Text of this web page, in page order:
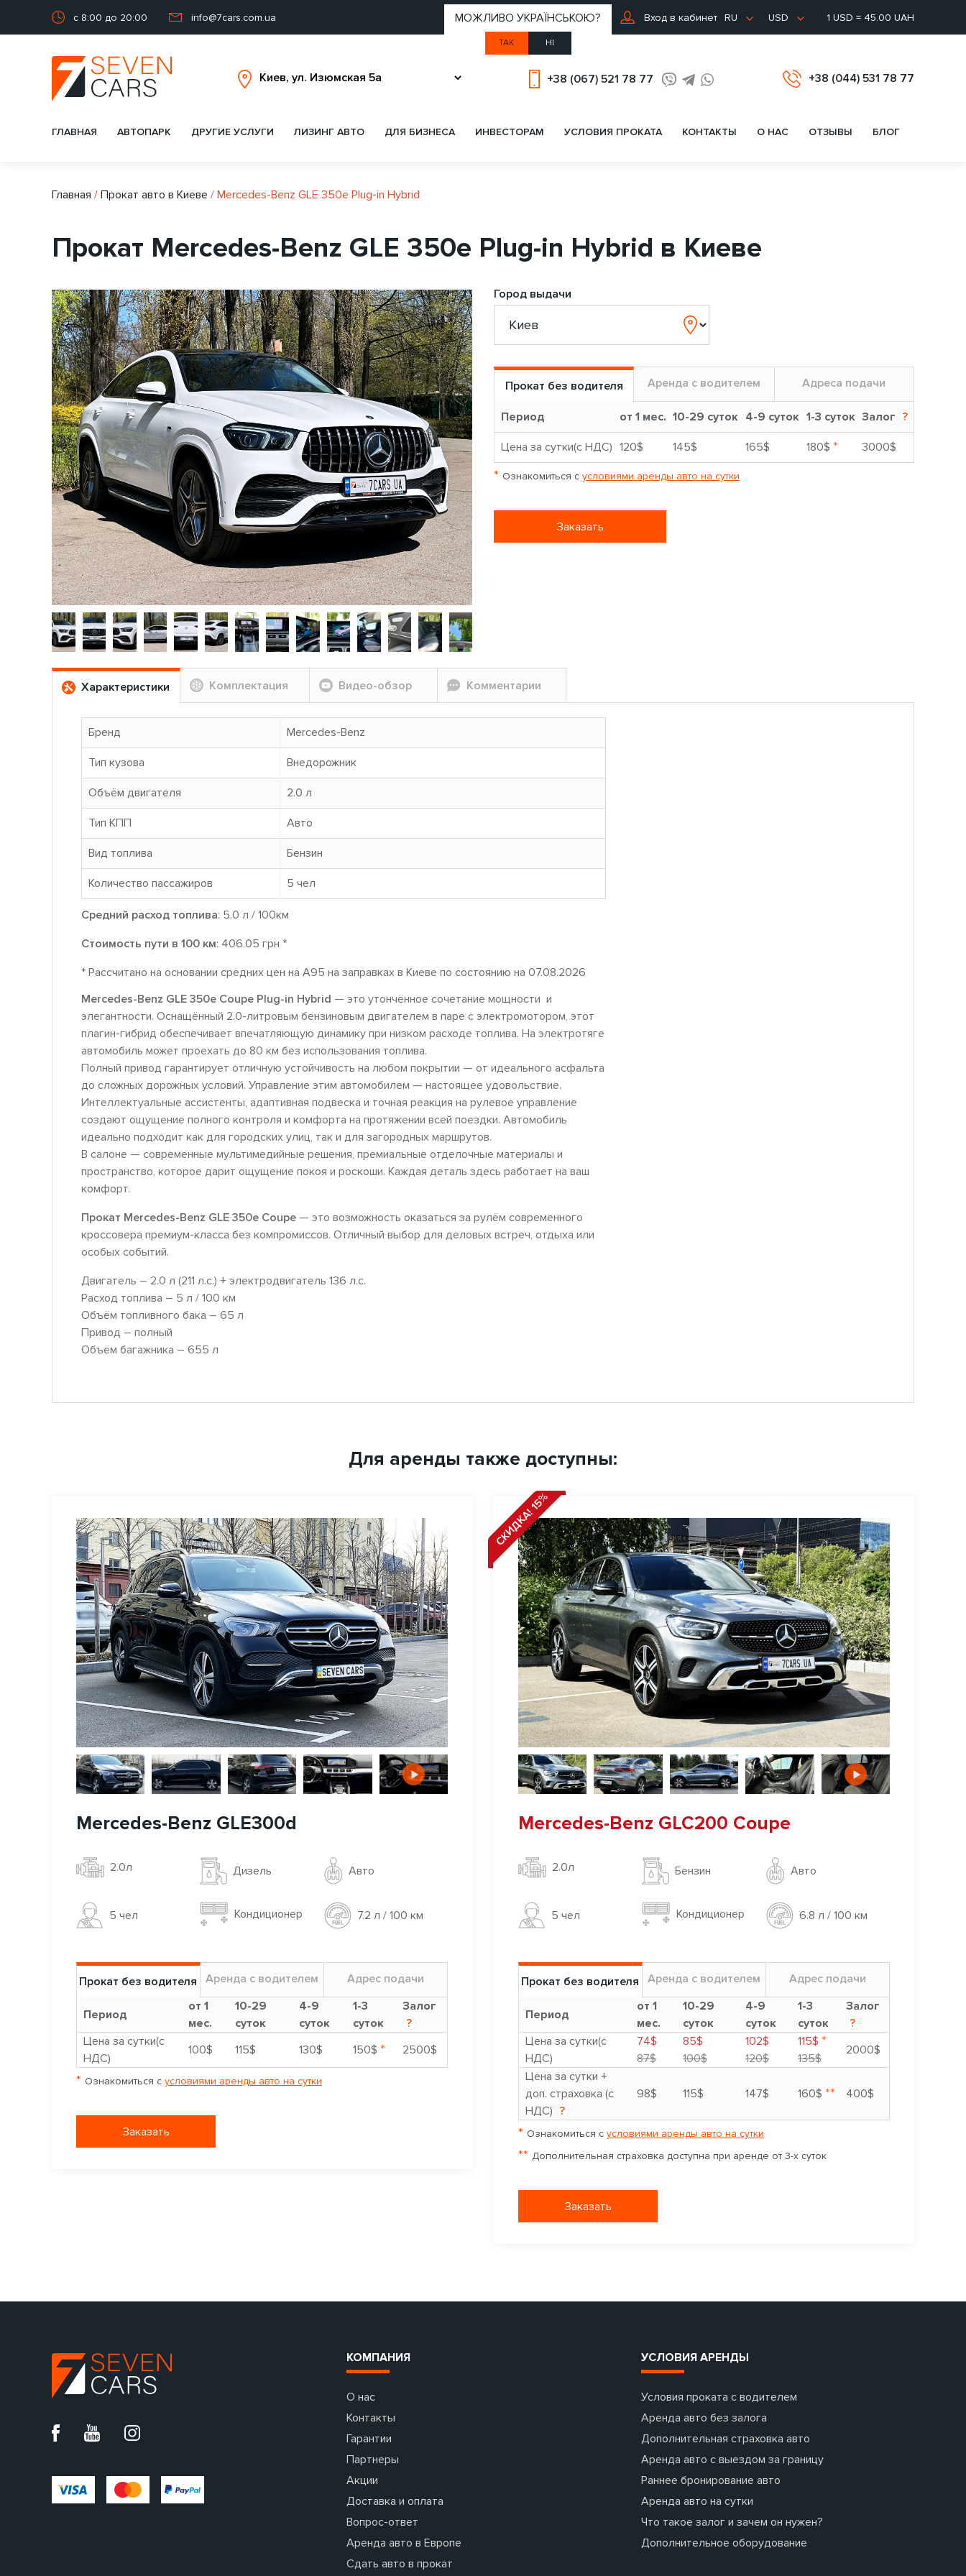
с 8:00 до 20:00 info@7cars.com.ua Вход в кабинет RU
МОЖЛИВО УКРАЇНСЬКОЮ?
ТАК НІ
USD 1 USD = 45.00 UAH
+38 (067) 521 78 77 +38 (044) 531 78 77
ГЛАВНАЯ АВТОПАРК ДРУГИЕ УСЛУГИ ЛИЗИНГ АВТО ДЛЯ БИЗНЕСА ИНВЕСТОРАМ УСЛОВИЯ ПРОКАТА КОНТАКТЫ О НАС ОТЗЫВЫ БЛОГ
Главная / Прокат авто в Киеве / Mercedes-Benz GLE 350e Plug-in Hybrid
Прокат Mercedes-Benz GLE 350e Plug-in Hybrid в Киеве
Город выдачи
Прокат без водителя Аренда с водителем Адреса подачи
Период от 1 мес. 10-29 суток 4-9 суток 1-3 суток Залог ?
Цена за сутки(с НДС) 120$ 145$ 165$ 180$ * 3000$
* Ознакомиться с условиями аренды авто на сутки
Заказать
Характеристики Комплектация Видео-обзор Комментарии
Бренд Mercedes-Benz
Тип кузова Внедорожник
Объём двигателя 2.0 л
Тип КПП Авто
Вид топлива Бензин
Количество пассажиров 5 чел
Средний расход топлива: 5.0 л / 100км
Стоимость пути в 100 км: 406.05 грн *
* Рассчитано на основании средних цен на A95 на заправках в Киеве по состоянию на 07.08.2026
Mercedes-Benz GLE 350e Coupe Plug-in Hybrid — это утончённое сочетание мощности и
элегантности. Оснащённый 2.0-литровым бензиновым двигателем в паре с электромотором, этот
плагин-гибрид обеспечивает впечатляющую динамику при низком расходе топлива. На электротяге
автомобиль может проехать до 80 км без использования топлива.
Полный привод гарантирует отличную устойчивость на любом покрытии — от идеального асфальта
до сложных дорожных условий. Управление этим автомобилем — настоящее удовольствие.
Интеллектуальные ассистенты, адаптивная подвеска и точная реакция на рулевое управление
создают ощущение полного контроля и комфорта на протяжении всей поездки. Автомобиль
идеально подходит как для городских улиц, так и для загородных маршрутов.
В салоне — современные мультимедийные решения, премиальные отделочные материалы и
пространство, которое дарит ощущение покоя и роскоши. Каждая деталь здесь работает на ваш
комфорт.
Прокат Mercedes-Benz GLE 350e Coupe — это возможность оказаться за рулём современного
кроссовера премиум-класса без компромиссов. Отличный выбор для деловых встреч, отдыха или
особых событий.
Двигатель – 2.0 л (211 л.с.) + электродвигатель 136 л.с.
Расход топлива – 5 л / 100 км
Объём топливного бака – 65 л
Привод – полный
Объём багажника – 655 л
Для аренды также доступны:
Mercedes-Benz GLE300d
2.0л Дизель Авто
5 чел Кондиционер 7.2 л / 100 км
Прокат без водителя Аренда с водителем Адрес подачи
Период
от 1
мес.
10-29
суток
4-9
суток
1-3
суток
Залог
?
Цена за сутки(с
НДС)
100$ 115$ 130$ 150$ * 2500$
* Ознакомиться с условиями аренды авто на сутки
Заказать
СКИДКА! 15%
Mercedes-Benz GLC200 Coupe
2.0л Бензин Авто
5 чел Кондиционер 6.8 л / 100 км
Прокат без водителя Аренда с водителем Адрес подачи
Период
от 1
мес.
10-29
суток
4-9
суток
1-3
суток
Залог
?
Цена за сутки(с
НДС)
74$
87$
85$
100$
102$
120$
115$ *
135$
2000$
Цена за сутки +
доп. страховка (с
НДС) ?
98$ 115$ 147$ 160$ ** 400$
* Ознакомиться с условиями аренды авто на сутки
** Дополнительная страховка доступна при аренде от 3-х суток
Заказать
КОМПАНИЯ
О нас
Контакты
Гарантии
Партнеры
Акции
Доставка и оплата
Вопрос-ответ
Аренда авто в Европе
Сдать авто в прокат
УСЛОВИЯ АРЕНДЫ
Условия проката с водителем
Аренда авто без залога
Дополнительная страховка авто
Аренда авто с выездом за границу
Раннее бронирование авто
Аренда авто на сутки
Что такое залог и зачем он нужен?
Дополнительное оборудование